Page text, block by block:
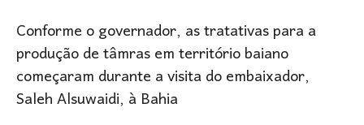
Conforme o governador, as tratativas para a
produção de tâmras em território baiano
começaram durante a visita do embaixador,
Saleh Alsuwaidi, à Bahia